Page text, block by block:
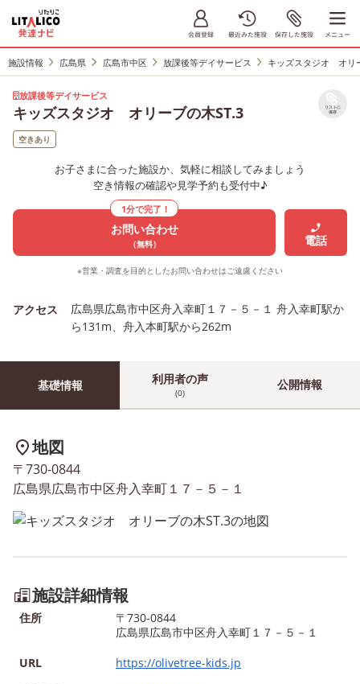
施設情報 広島県 広島市中区 放課後等デイサービス キッズスタジオ オリ
放課後等デイサービス
キッズスタジオ オリーブの木ST.3 リストに
保存
空きあり
お子さまに合った施設か、気軽に相談してみましょう
空き情報の確認や見学予約も受付中♪
1分で完了！
お問い合わせ
（無料） 電話
※営業・調査を目的としたお問い合わせはご遠慮ください
アクセス
広島県広島市中区舟入幸町１７－５－１ 舟入幸町駅か
ら131m、舟入本町駅から262m
基礎情報 利用者の声
(0)
公開情報
地図
〒730-0844
広島県広島市中区舟入幸町１７－５－１
施設詳細情報
住所
〒730-0844
広島県広島市中区舟入幸町１７－５－１
URL
https://olivetree-kids.jp